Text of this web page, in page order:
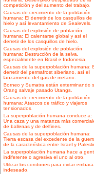
competición y del aumento del trabajo.
Causas de crecimiento de la población
humana: El derretir de los casquillos de
hielo y así levantamiento de Sealevels.
Causas del explosión de población
humana: El calentarse global y así el
derretir de los casquillos de hielo.
Causas del explosión de población
humana: Destrucción de la selva,
especialmente en Brasil e Indonesia.
Causas de la superpoblación humana:
derretir del permafrost siberiano, así el
lanzamiento del gas de metano.
Borneo y Sumatra están exterminando
Orang salvaje pasado Utangs.
Causas de crecimiento de la población
humana: Atascos de tráfico y viajeros
tensionados.
La superpoblación humana conduce a:
Una caza y una matanza más
de ballenas y de delfines.
Causas de la superpoblación humana:
Tierra escasa del excedente de la
de la característica entre Israel y
La superpoblación humana hace a
indiferente o agresiva el uno al otro.
Utilizar los condones para evitar
indeseado.